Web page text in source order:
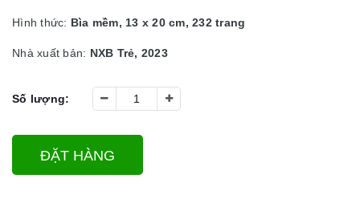
Hình thức: Bìa mềm, 13 x 20 cm, 232 trang
Nhà xuất bản: NXB Trẻ, 2023
Số lượng:
ĐẶT HÀNG